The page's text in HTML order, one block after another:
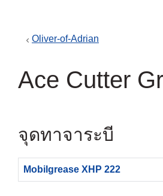
Oliver-of-Adrian
Ace Cutter
จุดทาจาระบี
Mobilgrease XHP 222